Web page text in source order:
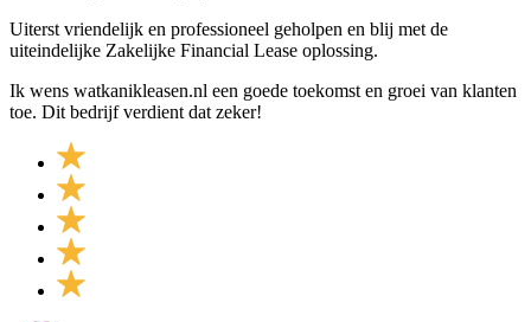
Uiterst vriendelijk en professioneel geholpen en blij met de
uiteindelijke Zakelijke Financial Lease oplossing.
Ik wens watkanikleasen.nl een goede toekomst en groei van klanten
toe. Dit bedrijf verdient dat zeker!